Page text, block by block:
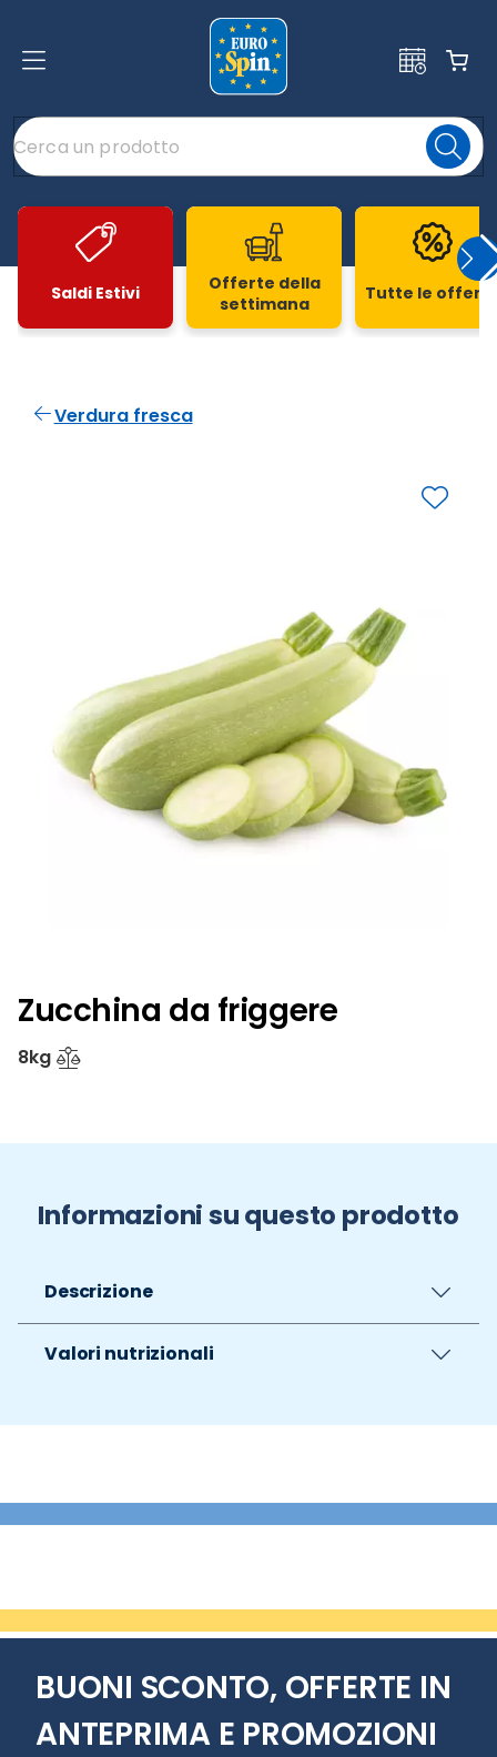
Saldi Estivi
Offerte della
settimana
Tutte le
Verdura fresca
Zucchina da friggere
8kg
Informazioni su questo prodotto
Descrizione
Valori nutrizionali
BUONI SCONTO, OFFERTE IN
ANTEPRIMA E PROMOZIONI